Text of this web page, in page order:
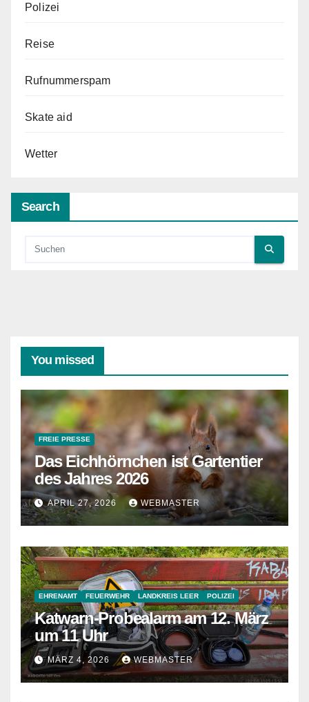
Polizei
Reise
Rufnummerspam
Skate aid
Wetter
Search
You missed
FREIE PRESSE
Das Eichhörnchen ist Gartentier
des Jahres 2026
APRIL 27, 2026 WEBMASTER
EHRENAMT FEUERWEHR LANDKREIS LEER POLIZEI
Katwarn-Probealarm am 12. März
um 11 Uhr
MÄRZ 4, 2026 WEBMASTER